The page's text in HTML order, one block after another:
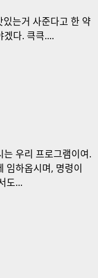
는거 사준다고 한 약
겠다. 큭큭....
우리 프로그램이여.
임하옵시며, 명령이
도...